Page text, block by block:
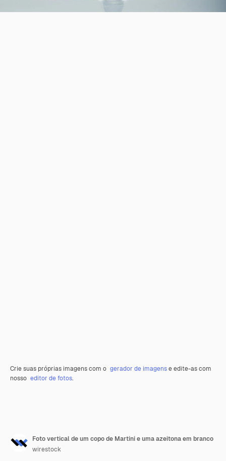
Crie suas próprias imagens com o gerador de imagense edite-as com
nosso editor de fotos.
Foto vertical de um copo de Martini e uma azeitona em branco
wirestock